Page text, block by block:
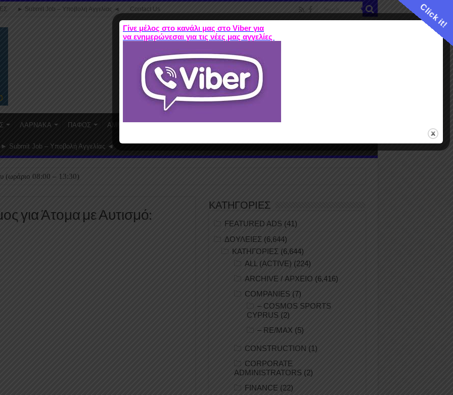
► Submit Job – Υποβολή Αγγελίας ◄ Contact Us
ΛΑΡΝΑΚΑ ΠΑΦΟΣ ΑΜΜΟΧΩΣΤΟΣ
► Submit Job – Υποβολή Αγγελίας ◄
(ωράριο 08:00 – 13:30)
για Άτομα με Αυτισμό:
ΚΑΤΗΓΟΡΙΕΣ
FEATURED ADS (41)
ΔΟΥΛΕΙΕΣ (6,644)
ΚΑΤΗΓΟΡΙΕΣ (6,644)
ALL (ACTIVE) (224)
ARCHIVE / ΑΡΧΕΙΟ (6,416)
COMPANIES (7)
– COSMOS SPORTS
CYPRUS (2)
– RE/MAX (5)
CONSTRUCTION (1)
CORPORATE
ADMINISTRATORS (2)
FINANCE (22)
Click it!
Γίνε μέλος στο κανάλι μας στο Viber για
να ενημερώνεσαι για τις νέες μας αγγελίες